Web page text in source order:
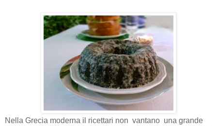
Nella Grecia moderna il ricettari non vantano una grande